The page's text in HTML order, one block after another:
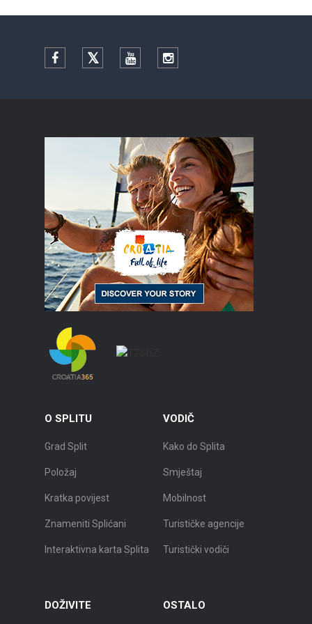
Facebook TwitterYouTubeInstagram
O SPLITU
Grad Split
Položaj
Kratka povijest
Znameniti Splićani
Interaktivna karta Splita
VODIČ
Kako do Splita
Smještaj
Mobilnost
Turističke agencije
Turistički vodiči
DOŽIVITE OSTALO